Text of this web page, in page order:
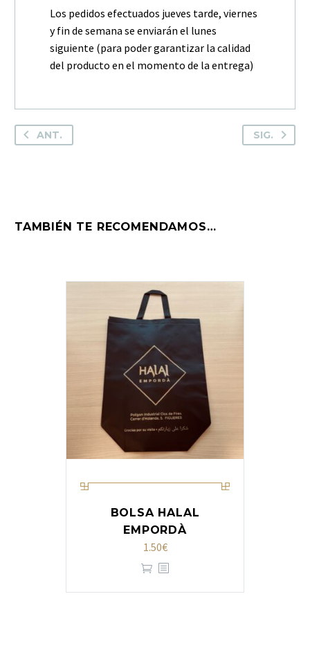
Los pedidos efectuados jueves tarde, viernes
y fin de semana se enviarán el lunes
siguiente (para poder garantizar la calidad
del producto en el momento de la entrega)
ANT. SIG.
TAMBIÉN TE RECOMENDAMOS…
BOLSA HALAL
EMPORDÀ
1.50€